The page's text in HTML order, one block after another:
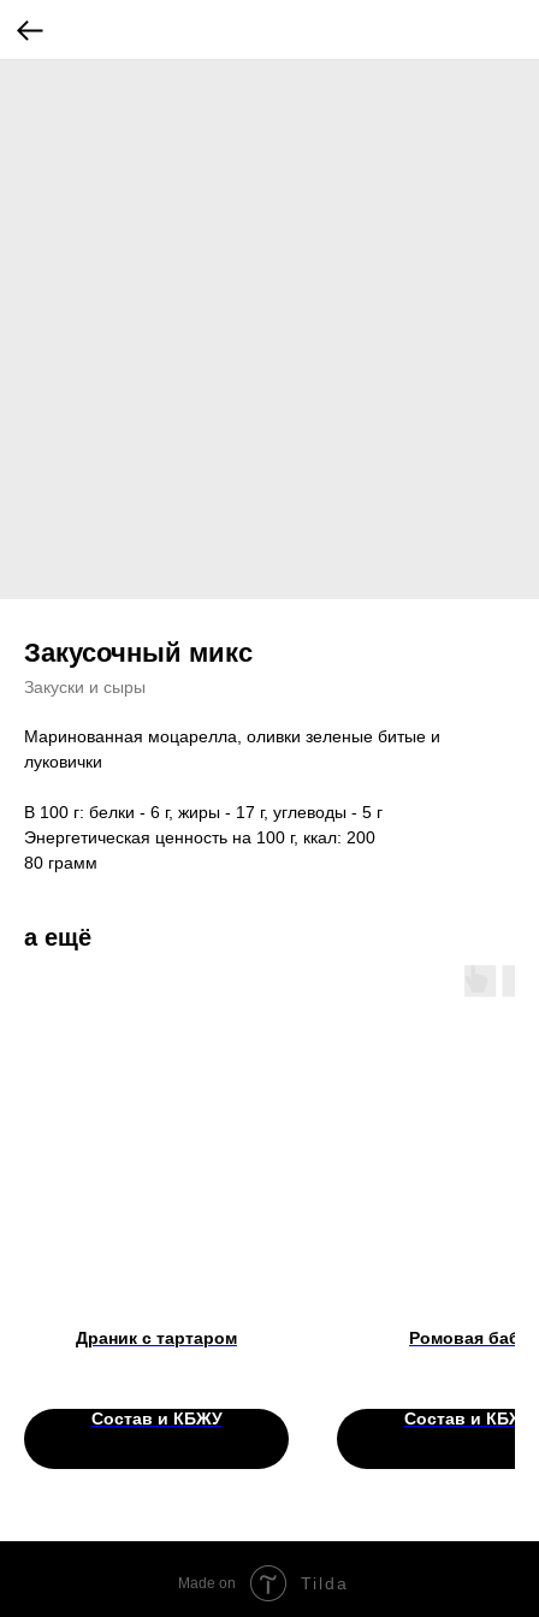
Закусочный микс
Закуски и сыры
Маринованная моцарелла, оливки зеленые битые и
луковички
В 100 г: белки - 6 г, жиры - 17 г, углеводы - 5 г
Энергетическая ценность на 100 г, ккал: 200
80 грамм
а ещё
Драник с тартаром
Состав и КБЖУ
Ромовая баба
Состав и КБЖУ
Made on Tilda